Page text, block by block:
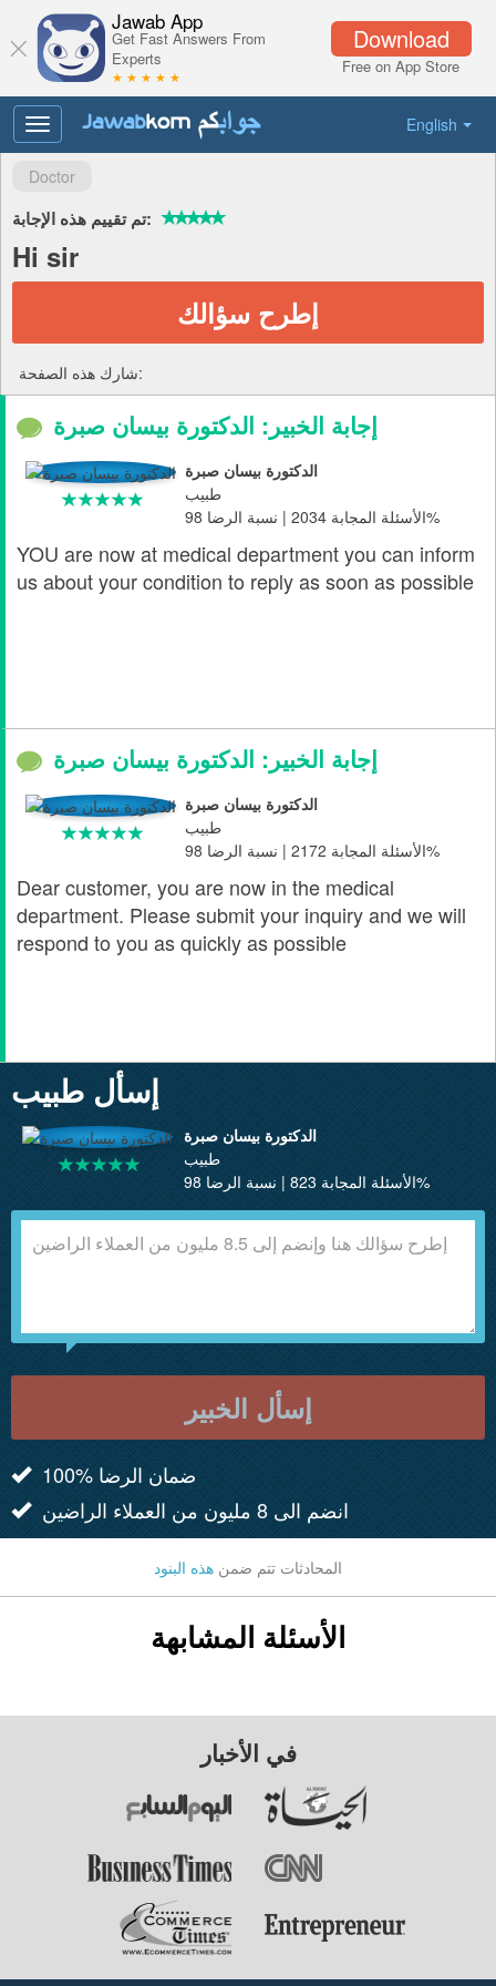
Download
Free on App Store
Jawab App
Get Fast Answers From
Experts
★ ★ ★ ★ ★
English
Toggle
navigation
Doctor
تم تقييم هذه الإجابة:
Hi sir
إطرح سؤالك
شارك هذه الصفحة:
إجابة الخبير: الدكتورة بيسان صبرة
الدكتورة بيسان صبرة
طبيب
الأسئلة المجابة 2034 | نسبة الرضا 98%
YOU are now at medical department you can inform
us about your condition to reply as soon as possible
إجابة الخبير: الدكتورة بيسان صبرة
الدكتورة بيسان صبرة
طبيب
الأسئلة المجابة 2172 | نسبة الرضا 98%
Dear customer, you are now in the medical
department. Please submit your inquiry and we will
respond to you as quickly as possible
إسأل طبيب
الدكتورة بيسان صبرة
طبيب
الأسئلة المجابة 823 | نسبة الرضا 98%
إسأل الخبير
100% ضمان الرضا
انضم الى 8 مليون من العملاء الراضين
المحادثات تتم ضمن هذه البنود
الأسئلة المشابهة
في الأخبار